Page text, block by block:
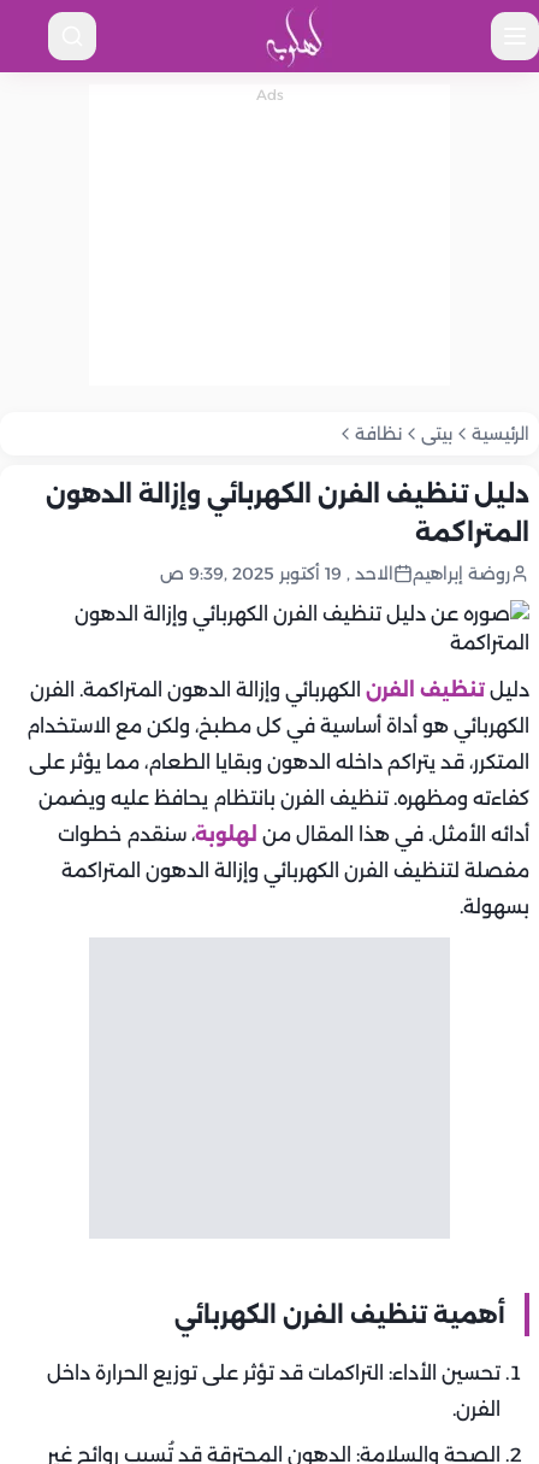
الرئيسية بيتى نظافة
دليل تنظيف الفرن الكهربائي وإزالة الدهون
المتراكمة
روضة إبراهيم الاحد , 19 أكتوبر 2025 ,9:39 ص
دليل تنظيف الفرن الكهربائي وإزالة الدهون المتراكمة. الفرن
الكهربائي هو أداة أساسية في كل مطبخ، ولكن مع الاستخدام
المتكرر، قد يتراكم داخله الدهون وبقايا الطعام، مما يؤثر على
كفاءته ومظهره. تنظيف الفرن بانتظام يحافظ عليه ويضمن
أدائه الأمثل. في هذا المقال من لهلوبة، سنقدم خطوات
مفصلة لتنظيف الفرن الكهربائي وإزالة الدهون المتراكمة
بسهولة.
أهمية تنظيف الفرن الكهربائي
تحسين الأداء: التراكمات قد تؤثر على توزيع الحرارة داخل
الفرن.
الصحة والسلامة: الدهون المحترقة قد تُسبب روائح غير